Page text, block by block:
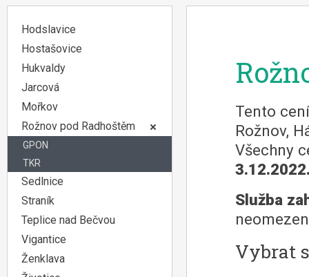
Hodslavice
Hostašovice
Hukvaldy
Jarcová
Mořkov
Rožnov pod Radhoštěm
GPON
TKR
Sedlnice
Straník
Teplice nad Bečvou
Vigantice
Ženklava
Tento
Rožnov,
Všechny
Služba
Vybrat